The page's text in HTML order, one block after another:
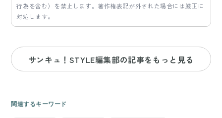
行為を含む）を禁止します。著作権表記が外された場合には厳正に
対処します。
サンキュ！STYLE編集部の記事をもっと見る
関連するキーワード